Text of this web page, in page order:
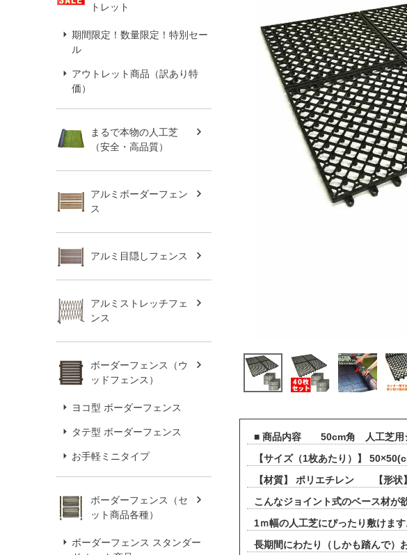
トレット
期間限定！数量限定！特別セー
ル
アウトレット商品（訳あり特
価）
まるで本物の人工芝
（安全・高品質）
アルミボーダーフェン
ス
アルミ目隠しフェンス
アルミストレッチフェ
ンス
ボーダーフェンス（ウ
ッドフェンス）
ヨコ型 ボーダーフェンス
タテ型 ボーダーフェンス
お手軽ミニタイプ
ボーダーフェンス（セ
ット商品各種）
ボーダーフェンス スタンダー
■ 商品内容 50cm角 人工芝用ジ
【サイズ（1枚あたり）】
【材質】 ポリエチレン 【形状
こんなジョイント式のベース材が
1ｍ幅の人工芝にぴったり敷けま
長期間にわたり（しかも踏んで）